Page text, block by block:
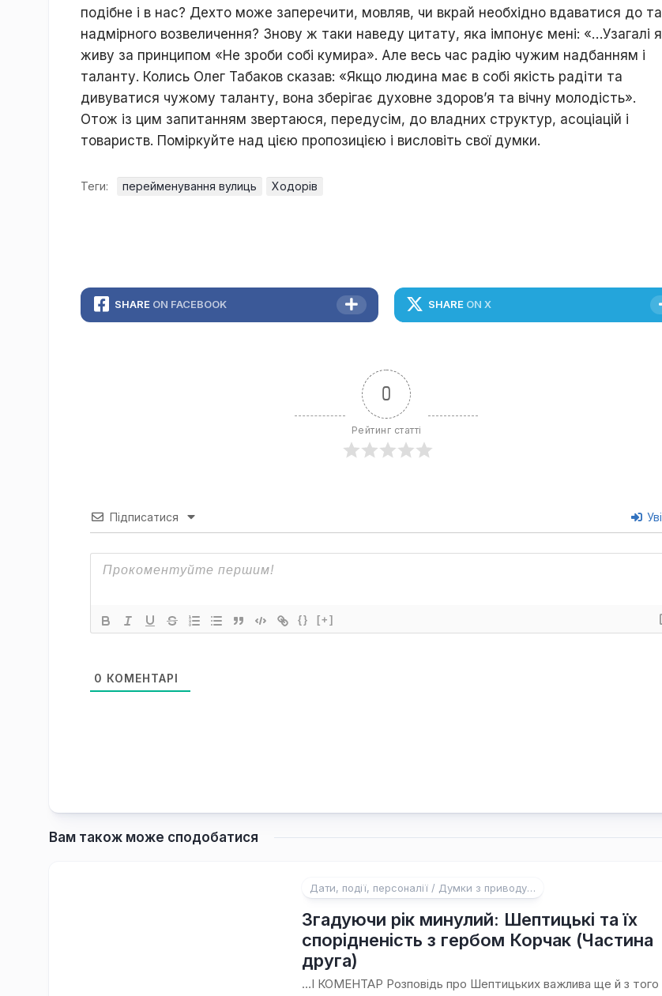
подібне і в нас? Дехто може заперечити, мовляв, чи вкрай необхідно вдаватися до
надмірного возвеличення? Знову ж таки наведу цитату, яка імпонує мені: «…Узагалі я
живу за принципом «Не зроби собі кумира». Але весь час радію чужим надбанням і
таланту. Колись Олег Табаков сказав: «Якщо людина має в собі якість радіти та
дивуватися чужому таланту, вона зберігає духовне здоров’я та вічну молодість».
Отож із цим запитанням звертаюся, передусім, до владних структур, асоціацій і
товариств. Поміркуйте над цією пропозицією і висловіть свої думки.
Теги: перейменування вулиць Ходорів
SHARE ON FACEBOOK SHARE ON X
0
Рейтинг статті
Підписатися
{} [+]
0 КОМЕНТАРІ
Вам також може сподобатися
Дати, події, персоналії / Думки з приводу…
Згадуючи рік минулий: Шептицькі та їх
спорідненість з гербом Корчак (Частина
друга)
…І КОМЕНТАР Розповідь про Шептицьких важлива ще й з того